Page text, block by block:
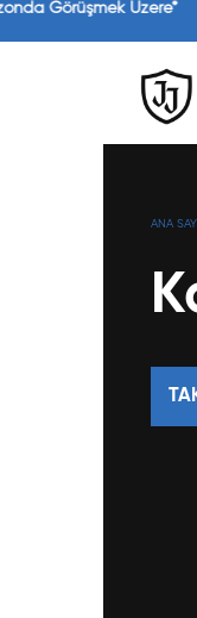
Görüşmek Üzere*
ANA